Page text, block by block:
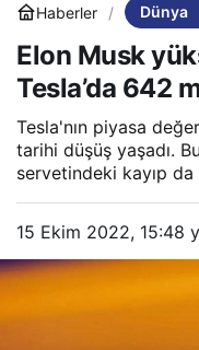
Haberler Dünya
Elon Musk
Tesla’da 642
Tesla'nın piyasa
tarihi düşüş yaşadı.
servetindeki kayıp da
15 Ekim 2022, 15:48